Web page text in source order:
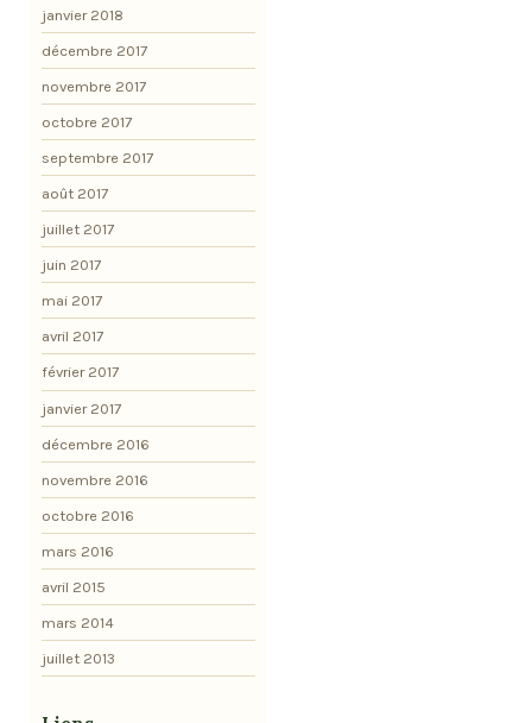
janvier 2018
décembre 2017
novembre 2017
octobre 2017
septembre 2017
août 2017
juillet 2017
juin 2017
mai 2017
avril 2017
février 2017
janvier 2017
décembre 2016
novembre 2016
octobre 2016
mars 2016
avril 2015
mars 2014
juillet 2013